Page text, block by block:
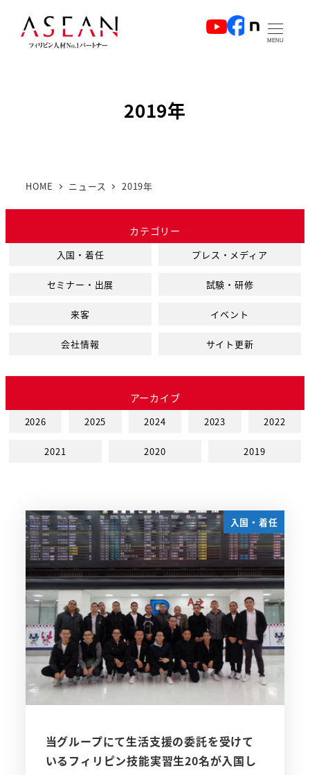
動
MENU
2019年
HOME ニュース 2019年
カテゴリー
入国・着任 プレス・メディア
セミナー・出展 試験・研修
来客 イベント
会社情報 サイト更新
アーカイブ
2026 2025 2024 2023 2022
2021 2020 2019
入国・着任
当グループにて生活支援の委託を受けて
いるフィリピン技能実習生20名が入国し